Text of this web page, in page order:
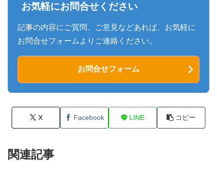
お気軽にお問合せください
記事の内容にご質問、ご意見などあれば、お気軽に
お問合せフォームよりご連絡ください。
お問合せフォーム
X Facebook LINE コピー
関連記事